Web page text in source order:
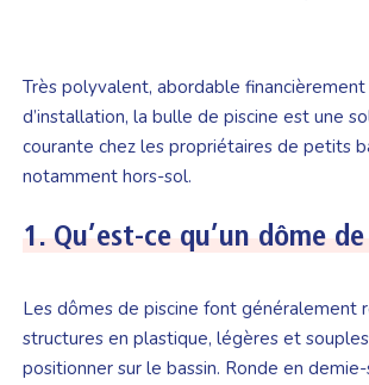
Très polyvalent, abordable
d’installation, la bulle de piscine est une
courante chez les propriétaires de petits
notamment hors-sol.
1. Qu’est-ce qu’un dôme
Les dômes de piscine font généralement
structures en plastique, légères et
positionner sur le bassin. Ronde en